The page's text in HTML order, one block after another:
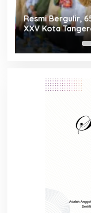
Resmi Bergulir,
XXV Kota